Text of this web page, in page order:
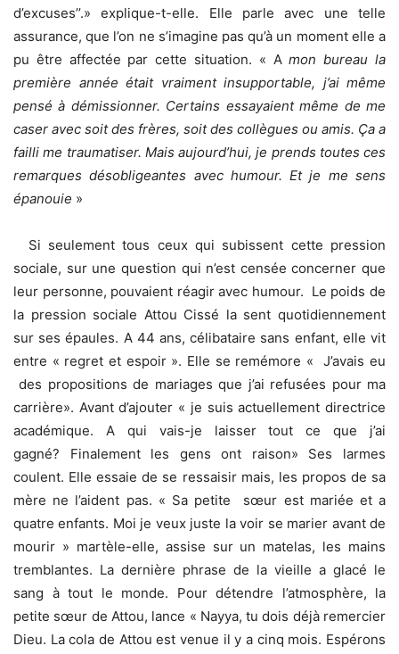
d’excuses’’.» explique-t-elle. Elle parle avec une telle
assurance, que l’on ne s’imagine pas qu’à un moment elle a
pu être affectée par cette situation. « Amon bureau la
première année était vraiment insupportable, j’ai même
pensé à démissionner. Certains essayaient même de me
caser avec soit des frères, soit des collègues ou amis. Ça a
failli me traumatiser. Mais aujourd’hui, je prends toutes ces
remarques désobligeantes avec humour. Et je me sens
épanouie »
Si seulement tous ceux qui subissent cette pression
sociale, sur une question qui n’est censée concerner que
leur personne, pouvaient réagir avec humour. Le poids de
la pression sociale Attou Cissé la sent quotidiennement
sur ses épaules. A 44 ans, célibataire sans enfant, elle vit
entre « regret et espoir ». Elle se remémore « J’avais eu
des propositions de mariages que j’ai refusées pour ma
carrière». Avant d’ajouter « je suis actuellement directrice
académique. A qui vais-je laisser tout ce que j’ai
gagné? Finalement les gens ont raison» Ses larmes
coulent. Elle essaie de se ressaisir mais, les propos de sa
mère ne l’aident pas. « Sa petite sœur est mariée et a
quatre enfants. Moi je veux juste la voir se marier avant de
mourir » martèle-elle, assise sur un matelas, les mains
tremblantes. La dernière phrase de la vieille a glacé le
sang à tout le monde. Pour détendre l’atmosphère, la
petite sœur de Attou, lance « Nayya, tu dois déjà remercier
Dieu. La cola de Attou est venue il y a cinq mois. Espérons